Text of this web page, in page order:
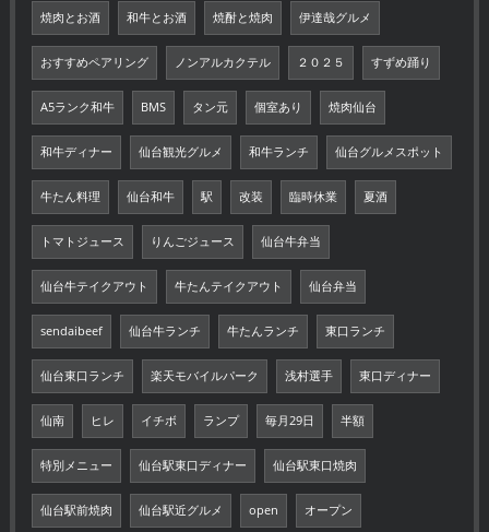
焼肉とお酒 和牛とお酒 焼酎と焼肉 伊達哉グルメ
おすすめペアリング ノンアルカクテル ２０２５ すずめ踊り
A5ランク和牛 BMS タン元 個室あり 焼肉仙台
和牛ディナー 仙台観光グルメ 和牛ランチ 仙台グルメスポット
牛たん料理 仙台和牛 駅 改装 臨時休業 夏酒
トマトジュース りんごジュース 仙台牛弁当
仙台牛テイクアウト 牛たんテイクアウト 仙台弁当
sendaibeef 仙台牛ランチ 牛たんランチ 東口ランチ
仙台東口ランチ 楽天モバイルパーク 浅村選手 東口ディナー
仙南 ヒレ イチボ ランプ 毎月29日 半額
特別メニュー 仙台駅東口ディナー 仙台駅東口焼肉
仙台駅前焼肉 仙台駅近グルメ open オープン